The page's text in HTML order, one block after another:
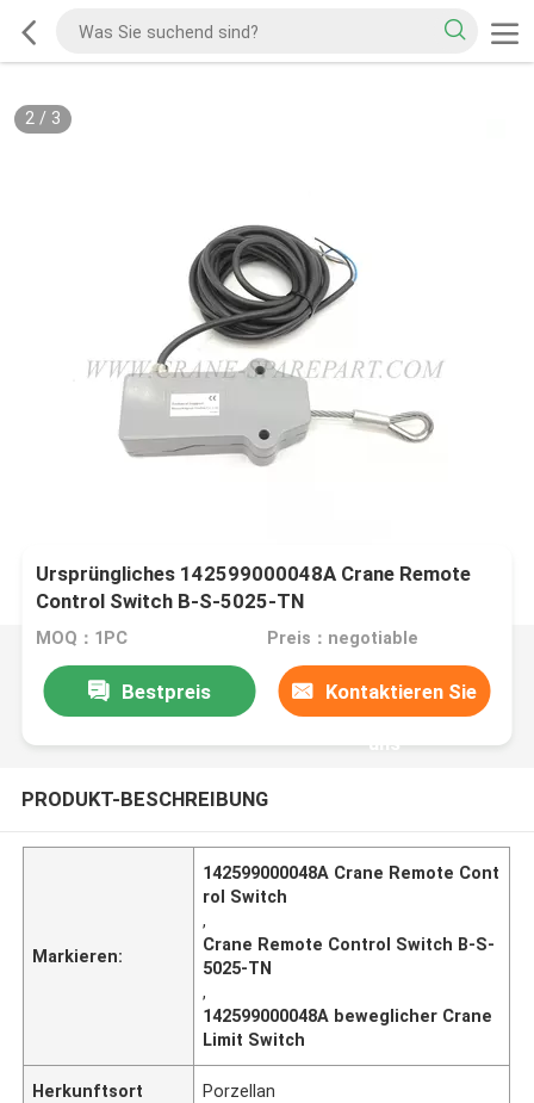
2/ 3
Ursprüngliches 142599000048A Crane Remote
Control Switch B-S-5025-TN
MOQ：1PC Preis：negotiable
Bestpreis Kontaktieren Sie
uns
PRODUKT-BESCHREIBUNG
Markieren:
142599000048A Crane Remote Cont
rol Switch
,
Crane Remote Control Switch B-S-
5025-TN
,
142599000048A beweglicher Crane
Limit Switch
Herkunftsort Porzellan